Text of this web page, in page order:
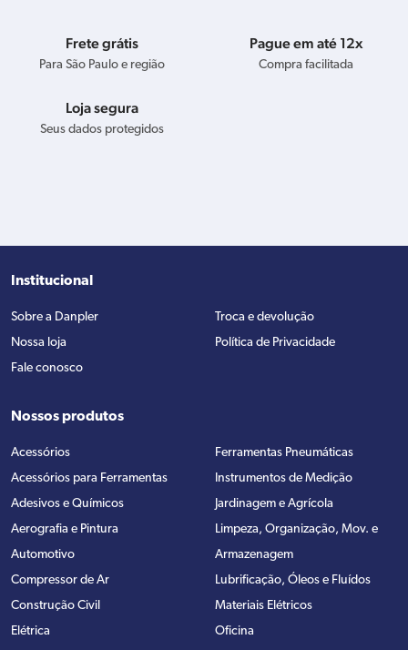
Frete grátis
Para São Paulo e região
Pague em até 12x
Compra facilitada
Loja segura
Seus dados protegidos
Institucional
Sobre a Danpler
Nossa loja
Fale conosco
Troca e devolução
Política de Privacidade
Nossos produtos
Acessórios
Acessórios para Ferramentas
Adesivos e Químicos
Aerografia e Pintura
Automotivo
Compressor de Ar
Construção Civil
Elétrica
Ferramentas Pneumáticas
Instrumentos de Medição
Jardinagem e Agrícola
Limpeza, Organização, Mov. e
Armazenagem
Lubrificação, Óleos e Fluídos
Materiais Elétricos
Oficina